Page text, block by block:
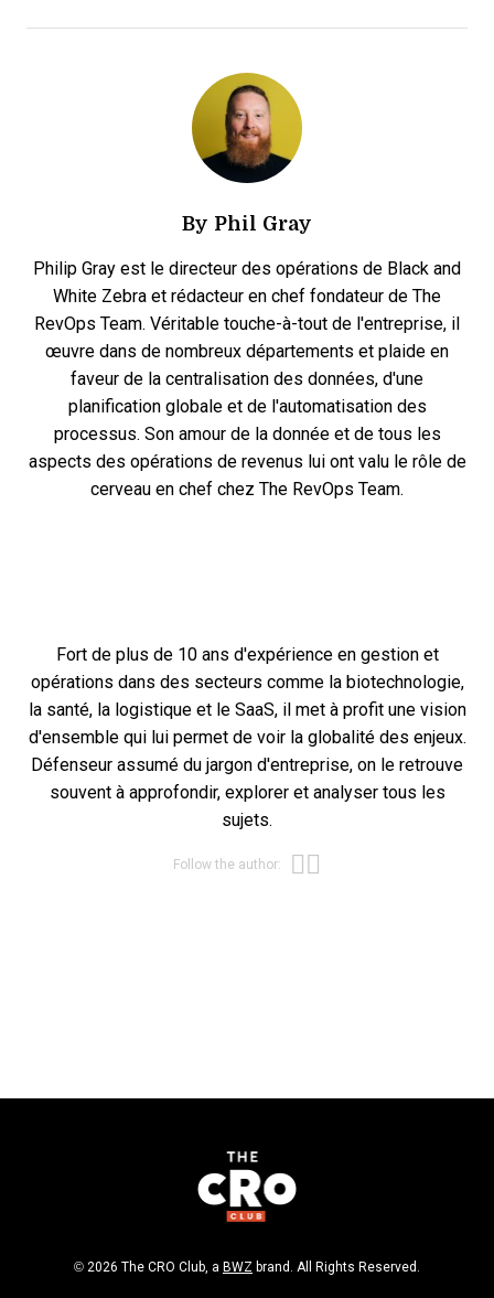
By Phil Gray
Philip Gray est le directeur des opérations de Black and
White Zebra et rédacteur en chef fondateur de The
RevOps Team. Véritable touche-à-tout de l'entreprise, il
œuvre dans de nombreux départements et plaide en
faveur de la centralisation des données, d'une
planification globale et de l'automatisation des
processus. Son amour de la donnée et de tous les
aspects des opérations de revenus lui ont valu le rôle de
cerveau en chef chez The RevOps Team.
Fort de plus de 10 ans d'expérience en gestion et
opérations dans des secteurs comme la biotechnologie,
la santé, la logistique et le SaaS, il met à profit une vision
d'ensemble qui lui permet de voir la globalité des enjeux.
Défenseur assumé du jargon d'entreprise, on le retrouve
souvent à approfondir, explorer et analyser tous les
sujets.
Follow the author: Opens new
© 2026 The CRO Club, a BWZ Opens new window
brand. All Rights Reserved.